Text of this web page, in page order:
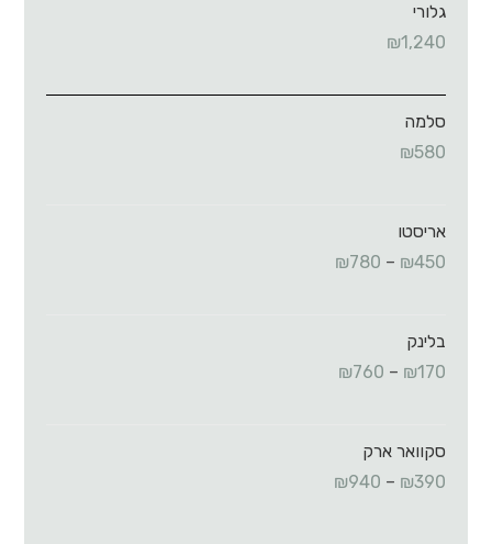
גלורי
₪1,240
סלמה
₪580
אריסטו
₪450
–
₪780
בלינק
₪170
–
₪760
סקוואר ארק
₪390
–
₪940